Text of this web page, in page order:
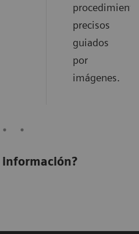
precisos
guiados
por
imágenes.
información?